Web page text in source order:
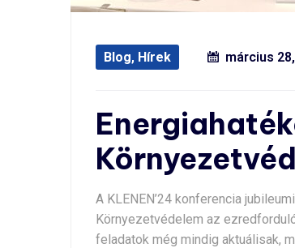
Blog, Hírek március
A KLENEN’24 konferencia
Környezetvédelem az
feladatok még mindig aktuálisak,